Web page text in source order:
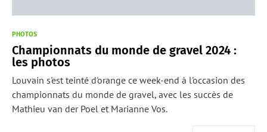
PHOTOS
Championnats du monde de gravel 2024 :
les photos
Louvain s'est teinté d'orange ce week-end à l'occasion des
championnats du monde de gravel, avec les succès de
Mathieu van der Poel et Marianne Vos.